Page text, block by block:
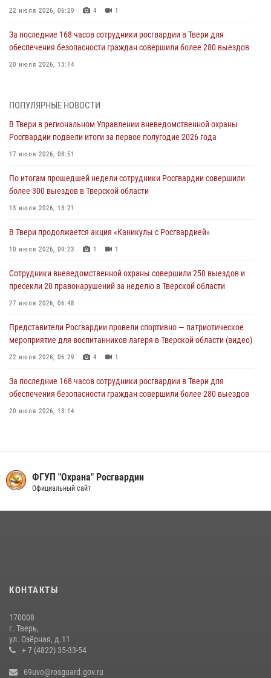
22 июля 2026, 06:29 4 1
За последние 168 часов сотрудники росгвардии в Твери для
обеспечения безопасности граждан совершили более 280 выездов
20 июля 2026, 13:14
Росгвардии подвели итоги за первое полугодие 2026 года
По итогам прошедшей недели сотрудники Росгвардии совершили
более 300 выездов в Тверской области
В Твери продолжается акция «Каникулы с Росгвардией»
10 июля 2026, 09:23
Росгвардейцы в Твери пресекли 16 административных
правонарушений
ПОПУЛЯРНЫЕ НОВОСТИ
В Твери в региональном Управлении вневедомственной охраны
Росгвардии подвели итоги за первое полугодие 2026 года
17 июля 2026, 08:51
По итогам прошедшей недели сотрудники Росгвардии совершили
более 300 выездов в Тверской области
13 июля 2026, 13:21
В Твери продолжается акция «Каникулы с Росгвардией»
10 июля 2026, 09:23 1 1
Сотрудники вневедомственной охраны совершили 250 выездов и
пресекли 20 правонарушений за неделю в Тверской области
27 июля 2026, 06:48
Представители Росгвардии провели спортивно — патриотическое
мероприятие для воспитанников лагеря в Тверской области (видео)
22 июля 2026, 06:29 4 1
За последние 168 часов сотрудники росгвардии в Твери для
обеспечения безопасности граждан совершили более 280 выездов
20 июля 2026, 13:14
22 июля 2026, 06:41
Сотрудники и военнослужащие Росгвардии обеспечили
безопасность уличного фестиваля в Тверской области
ФГУП "Охрана" Росгвардии
Официальный сайт
КОНТАКТЫ
170008
г. Тверь,
ул. Озёрная, д.11
+ 7 (4822) 35-33-54
69uvo@rosguard.gov.ru